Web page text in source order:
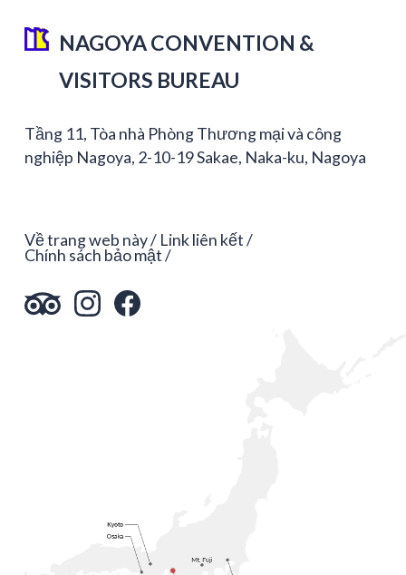
NAGOYA CONVENTION &
VISITORS BUREAU
Tầng 11, Tòa nhà Phòng Thương mại và công
nghiệp Nagoya, 2-10-19 Sakae, Naka-ku, Nagoya
Về trang web này Link liên kết
Chính sách bảo mật